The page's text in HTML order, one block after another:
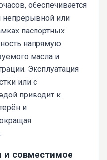
обеспечивается
непрерывной или
паспортных
напрямую
масла и
Эксплуатация
или с
приводит к
и
и совместимое